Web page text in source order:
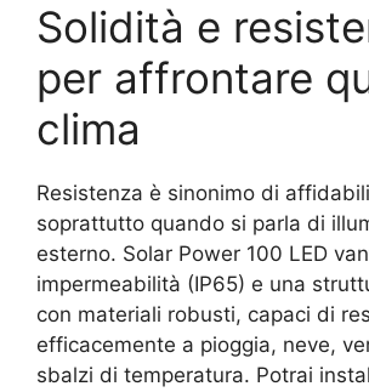
Solidità e
per affrontare
clima
Resistenza è sinonimo di
soprattutto quando si parla di
esterno. Solar Power 100 LED
impermeabilità (IP65) e una
con materiali robusti, capaci di
efficacemente a pioggia, neve,
sbalzi di temperatura. Potrai